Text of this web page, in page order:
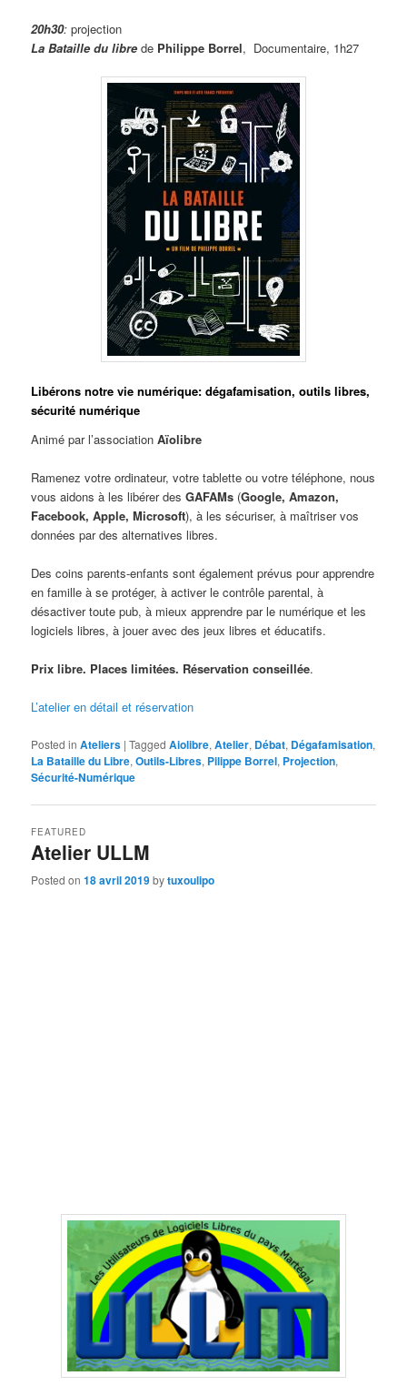
20h30:projection
La Bataille du librede Philippe Borrel, Documentaire, 1h27
Libérons notre vie numérique: dégafamisation, outils libres,
sécurité numérique
Animé par l’associationAïolibre
Ramenez votre ordinateur, votre tablette ou votre téléphone, nous
vous aidons à les libérer desGAFAMs (Google, Amazon,
Facebook, Apple, Microsoft), à les sécuriser, à maîtriser vos
données par des alternatives libres.
Des coins parents-enfants sont également prévus pour apprendre
en famille à se protéger, à activer le contrôle parental, à
désactiver toute pub, à mieux apprendre par le numérique et les
logiciels libres, à jouer avec des jeux libres et éducatifs.
Prix libre. Places limitées. Réservation conseillée.
L’atelier en détail et réservation
Posted in Ateliers |Tagged Aiolibre,Atelier, Débat, Dégafamisation,
La Bataille du Libre,Outils-Libres, Pilippe Borrel, Projection,
Sécurité-Numérique
Atelier ULLM
FEATURED
Posted on18 avril 2019bytuxoulipo